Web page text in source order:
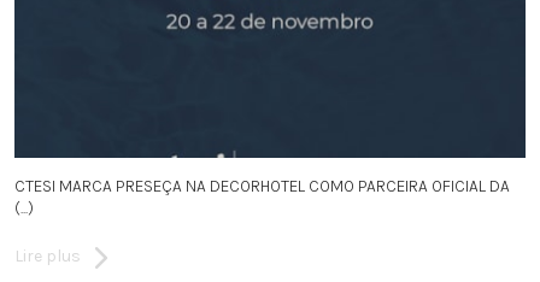
CTESI MARCA PRESEÇA NA DECORHOTEL COMO PARCEIRA OFICIAL DA
(...)
Lire plus